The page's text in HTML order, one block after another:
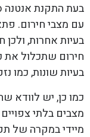
בעת התקנת אנטנה
עם מצבי חירום.
בעיות אחרות, ולכן
חירום שתכלול את
בעיות שונות, כמו
כמו כן, יש לוודא
מצבים בלתי
מיידי במקרה של